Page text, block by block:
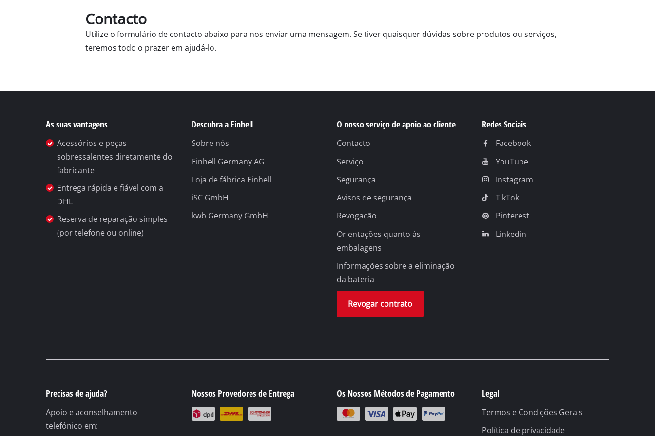
Serra de fita
Serra de recortar
Outras serras
Lixadora de acabamento
Lixadeira de parede / chão
Lixadora delta
Bomba de jardim
Bomba de água limpa
Bomba doméstica de água
Bomba submersível
Bombas de águas residuais
Bomba para furo
Sistema de bomba de água para uso doméstico
Escarificador a bateria
Escarificador a gasolina
Escarificador manual
Contacto
Utilize o formulário de contacto abaixo para nos enviar uma mensagem. Se tiver quaisquer dúvidas sobre produtos ou serviços,
teremos todo o prazer em ajudá-lo.
As suas vantagens
Acessórios e peças
sobressalentes diretamente do
fabricante
Entrega rápida e fiável com a
DHL
Reserva de reparação simples
(por telefone ou online)
Descubra a Einhell
Sobre nós
Einhell Germany AG
Loja de fábrica Einhell
iSC GmbH
kwb Germany GmbH
O nosso serviço de apoio ao cliente
Contacto
Serviço
Segurança
Avisos de segurança
Revogação
Orientações quanto às
embalagens
Informações sobre a eliminação
da bateria
Revogar contrato
Redes Sociais
Facebook
YouTube
Instagram
TikTok
Pinterest
Linkedin
Precisas de ajuda?
Apoio e aconselhamento
telefónico em:
Nossos Provedores de Entrega Os Nossos Métodos de Pagamento Legal
Termos e Condições Gerais
Política de privacidade